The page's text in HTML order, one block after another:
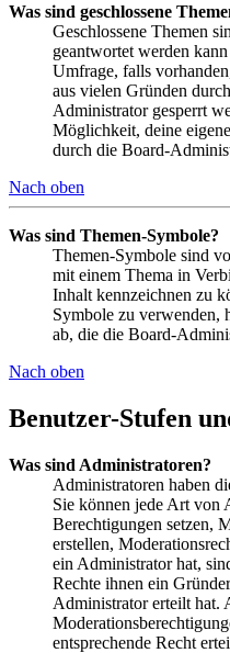
Was sind geschlossene
Geschlossene Themen
geantwortet werden
Umfrage, falls
aus vielen Gründen
Administrator gesperrt
Möglichkeit, deine
durch die Board-
Nach oben
Was sind Themen-Symbole?
Themen-Symbole sind
mit einem Thema in
Inhalt kennzeichnen zu
Symbole zu verwenden,
ab, die die Board-
Nach oben
Benutzer-Stufen
Was sind Administratoren?
Administratoren haben
Sie können jede Art von
Berechtigungen setzen,
erstellen,
ein Administrator hat,
Rechte ihnen ein
Administrator erteilt hat.
entsprechende Recht